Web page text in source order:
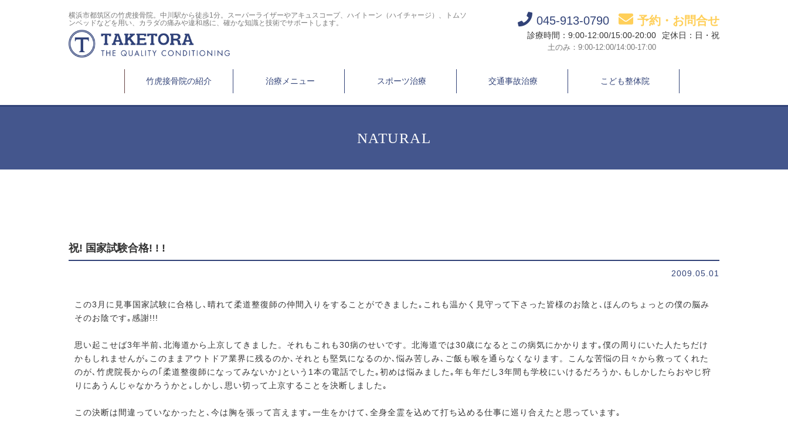
横浜市都筑区の竹虎接骨院。中川駅から徒歩1分。スーパーライザーやアキュスコープ、ハイトーン（ハイチャージ）、トムソ
ンベッドなどを用い、カラダの痛みや違和感に、確かな知識と技術でサポートします。
045-913-0790 予約・お問合せ
診療時間：9:00-12:00/15:00-20:00
土のみ：9:00-12:00/14:00-17:00
定休日：日・祝
竹虎接骨院の紹介 治療メニュー スポーツ治療 交通事故治療 こども整体院
NATURAL
祝! 国家試験合格! ! !
2009.05.01
この3月に見事国家試験に合格し､晴れて柔道整復師の仲間入りをすることができました｡これも温かく見守って下さった皆様のお陰と､ほんのちょっとの僕の脳み
そのお陰です｡感謝!!!
思い起こせば3年半前､北海道から上京してきました。それもこれも30病のせいです。北海道では30歳になるとこの病気にかかります｡僕の周りにいた人たちだけ
かもしれませんが｡このままアウトドア業界に残るのか､それとも堅気になるのか､悩み苦しみ､ご飯も喉を通らなくなります。こんな苦悩の日々から救ってくれた
のが､竹虎院長からの｢柔道整復師になってみないか｣という1本の電話でした｡初めは悩みました｡年も年だし3年間も学校にいけるだろうか､もしかしたらおやじ狩
りにあうんじゃなかろうかと｡しかし､思い切って上京することを決断しました｡
この決断は間違っていなかったと､今は胸を張って言えます｡一生をかけて､全身全霊を込めて打ち込める仕事に巡り合えたと思っています｡